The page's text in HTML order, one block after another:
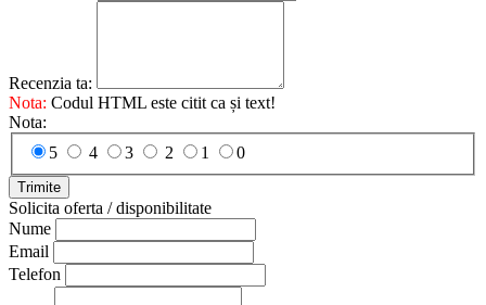
Recenzia ta:
Nota: Codul HTML este citit ca și text!
Nota:
5
4 3 2 1 0
Trimite
Solicita oferta / disponibilitate
Nume
Email
Telefon